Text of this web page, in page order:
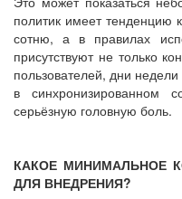
политик имеет тенденцию
сотню, а в правилах
присутствуют не только
пользователей, дни
в синхронизированном
серьёзную головную боль.
КАКОЕ МИНИМАЛЬНОЕ
ДЛЯ ВНЕДРЕНИЯ?